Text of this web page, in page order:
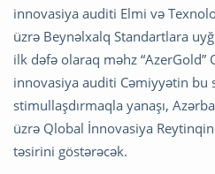
innovasiya auditi Elmi və
üzrə Beynəlxalq Standartlara
ilk dəfə olaraq məhz “AzerGold”
innovasiya auditi Cəmiyyətin bu
stimullaşdırmaqla yanaşı,
üzrə Qlobal İnnovasiya
təsirini göstərəcək.